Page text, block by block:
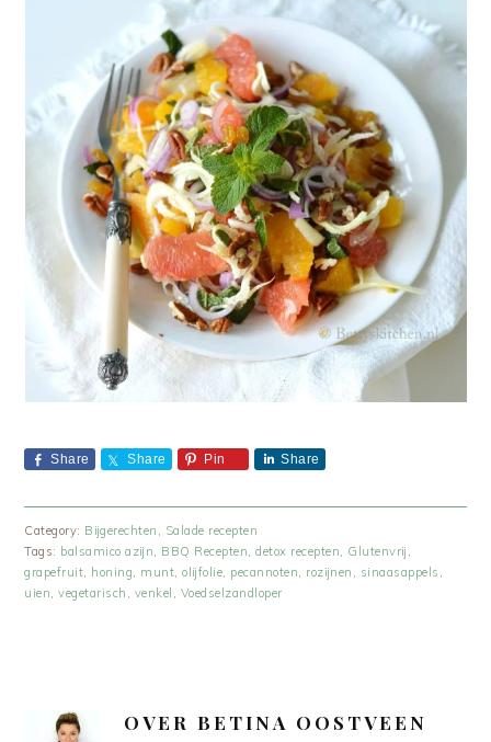
Share Share Pin Share
Category: Bijgerechten , Salade recepten
Tags: balsamico azijn, BBQ Recepten,detox recepten, Glutenvrij ,
grapefruit, honing, munt,olijfolie, pecannoten, rozijnen , sinaasappels ,
uien,vegetarisch , venkel , Voedselzandloper
OVERBETINA OOSTVEEN